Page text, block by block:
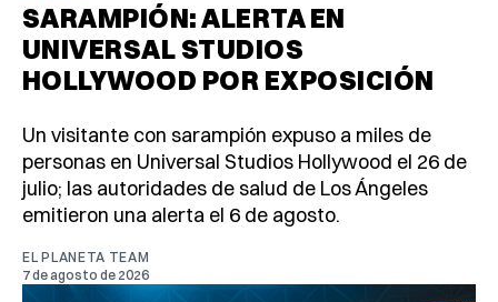
SARAMPIÓN: ALERTA EN
UNIVERSAL STUDIOS
HOLLYWOOD POR EXPOSICIÓN
Un visitante con sarampión expuso a miles de
personas en Universal Studios Hollywood el 26 de
julio; las autoridades de salud de Los Ángeles
emitieron una alerta el 6 de agosto.
EL PLANETA TEAM
7 de agosto de 2026